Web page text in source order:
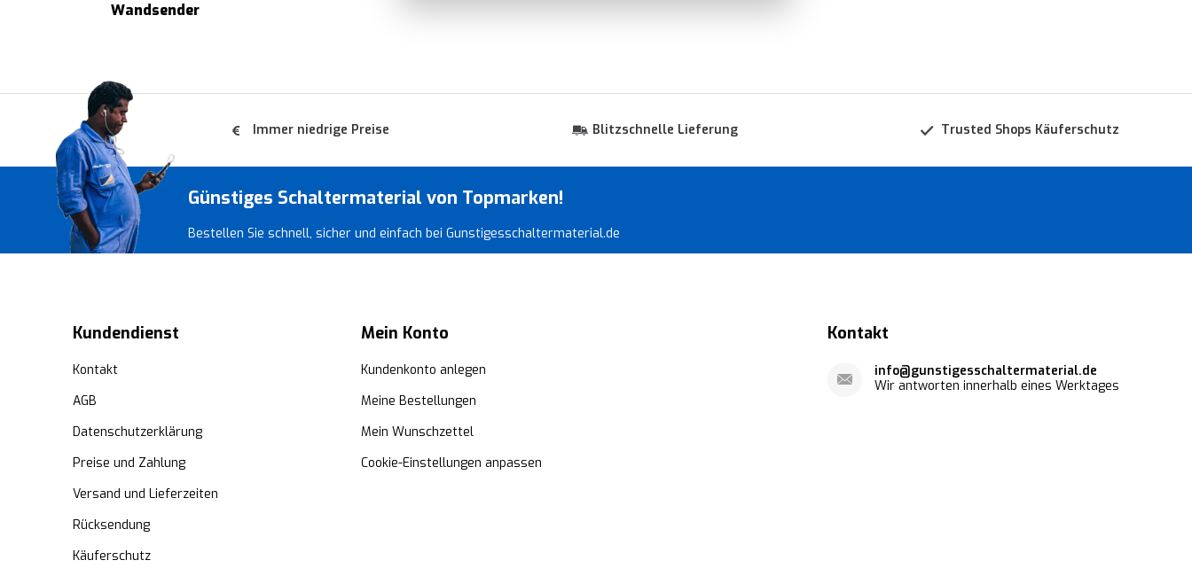
Wandsender
Immer niedrige Preise Blitzschnelle Lieferung Trusted Shops Käuferschutz
Günstiges Schaltermaterial von Topmarken!
Bestellen Sie schnell, sicher und einfach bei Gunstigesschaltermaterial.de
Kundendienst
Kontakt
AGB
Datenschutzerklärung
Preise und Zahlung
Versand und Lieferzeiten
Rücksendung
Käuferschutz
Mein Konto
Kundenkonto anlegen
Meine Bestellungen
Mein Wunschzettel
Cookie-Einstellungen anpassen
Kontakt
info@gunstigesschaltermaterial.de
Wir antworten innerhalb eines Werktages